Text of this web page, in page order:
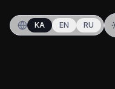
KA EN RU